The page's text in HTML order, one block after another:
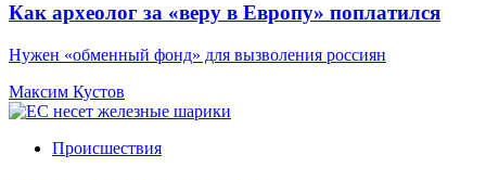
Как археолог за «веру в Европу» поплатился
Нужен «обменный фонд» для вызволения россиян
Максим Кустов
Происшествия